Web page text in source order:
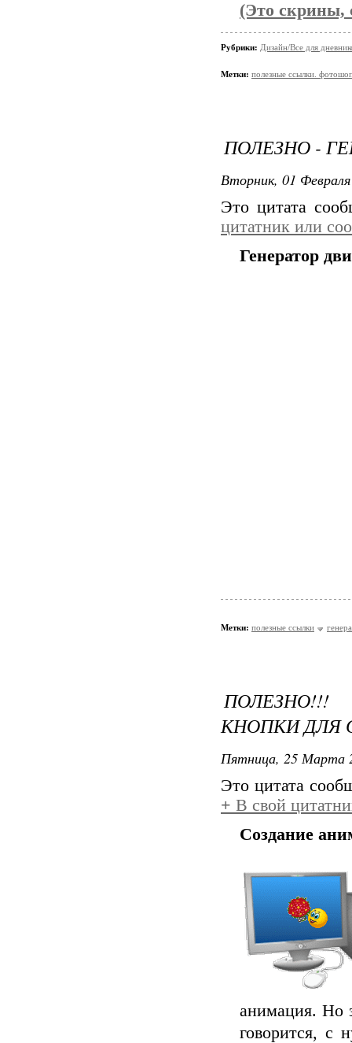
(Это скрины,
Рубрики: Дизайн/Все для
Метки: полезные ссылки.
ПОЛЕЗНО -
Вторник, 01
Это цитата
цитатник или
Генератор
Метки: полезные ссылки
КНОПКИ ДЛЯ
Пятница, 25 Марта
Это цитата
+ В свой
Создание
анимация. Но
говорится, с